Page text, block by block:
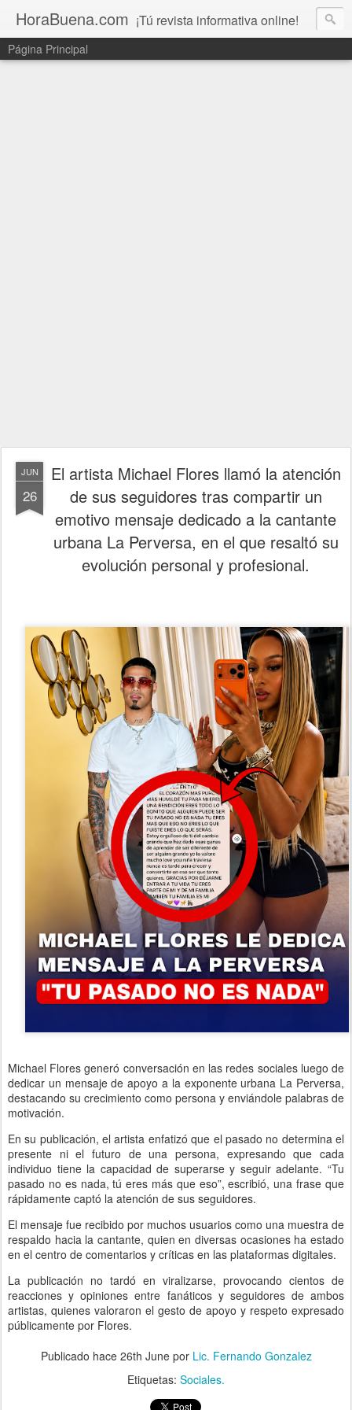
HoraBuena.com ¡Tú revista informativa online!
Página Principal
JUN
26
El artista Michael Flores llamó la atención
de sus seguidores tras compartir un
emotivo mensaje dedicado a la cantante
urbana La Perversa, en el que resaltó su
evolución personal y profesional.
Michael Flores generó conversación en las redes sociales luego de
dedicar un mensaje de apoyo a la exponente urbana La Perversa,
destacando su crecimiento como persona y enviándole palabras de
motivación.
En su publicación, el artista enfatizó que el pasado no determina el
presente ni el futuro de una persona, expresando que cada
individuo tiene la capacidad de superarse y seguir adelante. “Tu
pasado no es nada, tú eres más que eso”, escribió, una frase que
rápidamente captó la atención de sus seguidores.
El mensaje fue recibido por muchos usuarios como una muestra de
respaldo hacia la cantante, quien en diversas ocasiones ha estado
en el centro de comentarios y críticas en las plataformas digitales.
La publicación no tardó en viralizarse, provocando cientos de
reacciones y opiniones entre fanáticos y seguidores de ambos
artistas, quienes valoraron el gesto de apoyo y respeto expresado
públicamente por Flores.
Publicado hace 26th Junepor Lic. Fernando Gonzalez
Etiquetas: Sociales.